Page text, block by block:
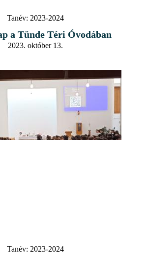
Tanév: 2023-2024
a Tünde Téri Óvodában
2023. október 13.
Tanév: 2023-2024